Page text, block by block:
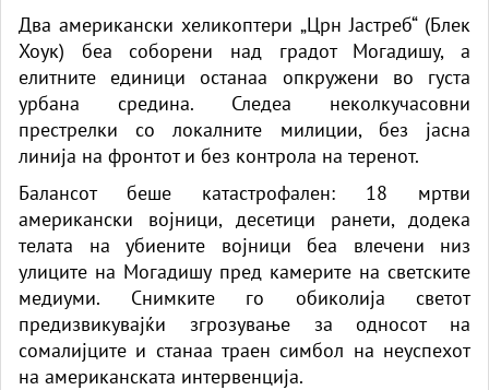
Два американски хеликоптери „Црн Јастреб“ (Блек
Хоук) беа соборени над градот Могадишу, а
елитните единици останаа опкружени во густа
урбана средина. Следеа неколкучасовни
престрелки со локалните милиции, без јасна
линија на фронтот и без контрола на теренот.
Балансот беше катастрофален: 18 мртви
американски војници, десетици ранети, додека
телата на убиените војници беа влечени низ
улиците на Могадишу пред камерите на светските
медиуми. Снимките го обиколија светот
предизвикувајќи згрозување за односот на
сомалијците и станаа траен симбол на неуспехот
на американската интервенција.